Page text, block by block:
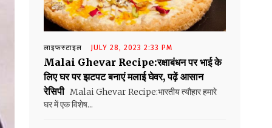
लाइफस्टाइल JULY 28, 2023 2:33 PM
Malai Ghevar Recipe:रक्षाबंधन पर भाई के
लिए घर पर झटपट बनाएं मलाई घेवर, पढ़ें आसान
रेसिपी Malai Ghevar Recipe:भारतीय त्यौहार हमारे
घर में एक विशेष...